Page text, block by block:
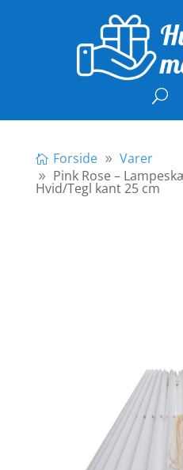
Forside
Varer
Pink Rose –
Hvid/Tegl kant 25 cm